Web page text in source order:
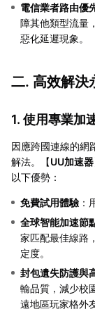
電信業者路由優
障其他類型流量
惡化延遲現象。
二. 高效解決
1. 使用專業加
因應跨國連線的網
解法。【UU加速器
以下優勢：
免費試用體驗 ：
全球智能加速節
家匹配最佳線路
定度。
封包遺失防護與
輸品質，減少校
遠地區玩家格外